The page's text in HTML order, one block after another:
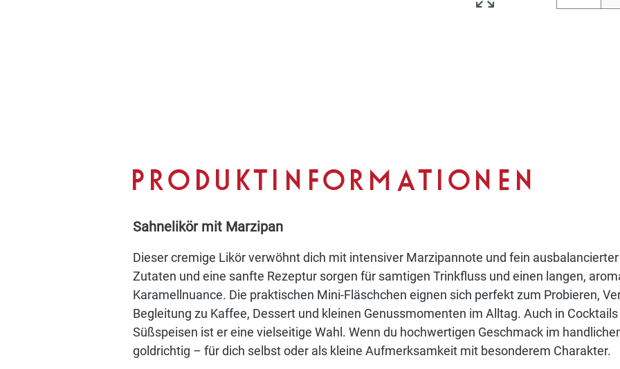
PRODUKTINFORMATIONEN
Sahnelikör mit Marzipan
Dieser cremige Likör verwöhnt dich mit intensiver Marzipannote und fein
Zutaten und eine sanfte Rezeptur sorgen für samtigen Trinkfluss und einen langen,
Karamellnuance. Die praktischen Mini-Fläschchen eignen sich perfekt zum Probieren,
Begleitung zu Kaffee, Dessert und kleinen Genussmomenten im Alltag. Auch in
Süßspeisen ist er eine vielseitige Wahl. Wenn du hochwertigen Geschmack im
goldrichtig – für dich selbst oder als kleine Aufmerksamkeit mit besonderem Charakter.